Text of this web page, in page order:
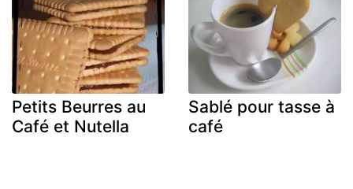
Petits Beurres au
Café et Nutella
Sablé pour tasse à
café